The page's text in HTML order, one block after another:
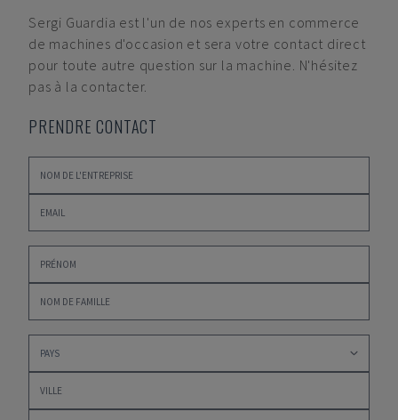
Sergi Guardia est l'un de nos experts en commerce
de machines d'occasion et sera votre contact direct
pour toute autre question sur la machine. N'hésitez
pas à la contacter.
PRENDRE CONTACT